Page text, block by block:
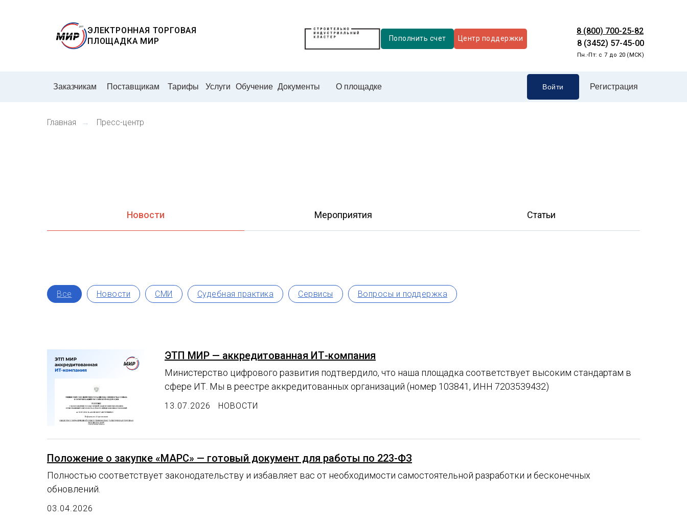
ЭЛЕКТРОННАЯ ТОРГОВАЯ
ПЛОЩАДКА МИР 8 (3452) 57-45-00
8 (800) 700-25-82
Пн.-Пт: с 7 до 20 (МСК)
Пополнить счет Центр поддержки
Заказчикам Поставщикам Тарифы Услуги Обучение Документы О площадке Регистрация
Войти
Главная → Пресс-центр
Новости Мероприятия Статьи
Все Новости СМИ Судебная практика Сервисы Вопросы и поддержка
ЭТП МИР — аккредитованная ИТ-компания
Министерство цифрового развития подтвердило, что наша площадка соответствует высоким стандартам в
сфере ИТ. Мы в реестре аккредитованных организаций (номер 103841, ИНН 7203539432)
13.07.2026 НОВОСТИ
Положение о закупке «МАРС» — готовый документ для работы по 223-ФЗ
Полностью соответствует законодательству и избавляет вас от необходимости самостоятельной разработки и бесконечных
обновлений.
03.04.2026